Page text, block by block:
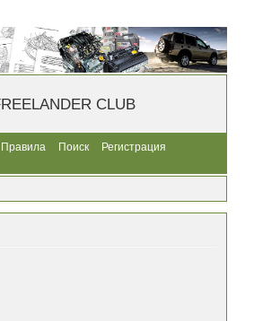
CLUB
Правила Поиск
Регистрация